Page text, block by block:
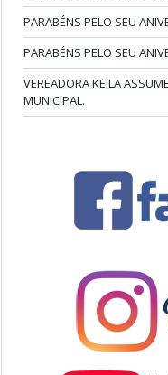
PARABÉNS PELO SEU
PARABÉNS PELO SEU
VEREADORA KEILA
MUNICIPAL.